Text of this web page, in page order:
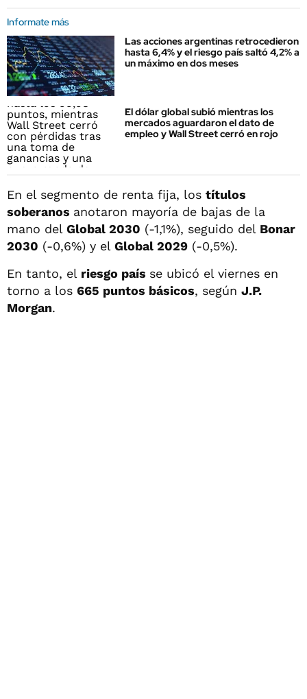
Informate más
Las acciones argentinas retrocedieron
hasta 6,4% y el riesgo país saltó 4,2% a
un máximo en dos meses
El dólar global subió mientras los
mercados aguardaron el dato de
empleo y Wall Street cerró en rojo
En el segmento de renta fija, los títulos
soberanos anotaron mayoría de bajas de la
mano del Global 2030 (-1,1%), seguido del Bonar
2030 (-0,6%) y el Global 2029 (-0,5%).
En tanto, el riesgo país se ubicó el viernes en
torno a los 665 puntos básicos, según J.P.
Morgan.